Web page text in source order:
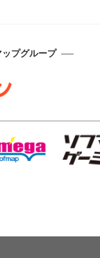
ップグループ